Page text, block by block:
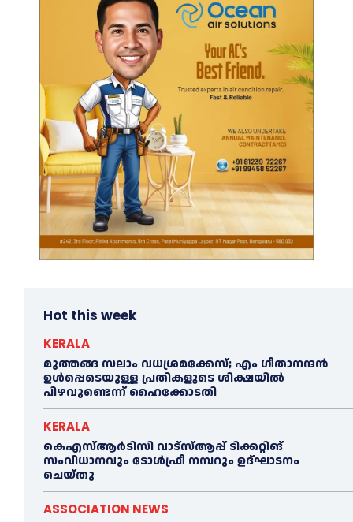
Hot this week
KERALA
മുത്തങ്ങ സലാം വധശ്രമക്കേസ്; എം ഗീതാനന്ദൻ
ഉള്‍പ്പെടെയുള്ള പ്രതികളുടെ ശിക്ഷയില്‍
പിഴവുണ്ടെന്ന് ഹൈക്കോടതി
KERALA
കെഎസ്‌ആര്‍ടിസി വാട്‌സ്‌ആപ്പ് ടിക്കറ്റിങ്
സംവിധാനവും ടോള്‍ഫ്രീ നമ്പറും ഉദ്ഘാടനം
ചെയ്തു
ASSOCIATION NEWS